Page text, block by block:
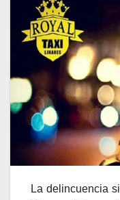
La delincuencia